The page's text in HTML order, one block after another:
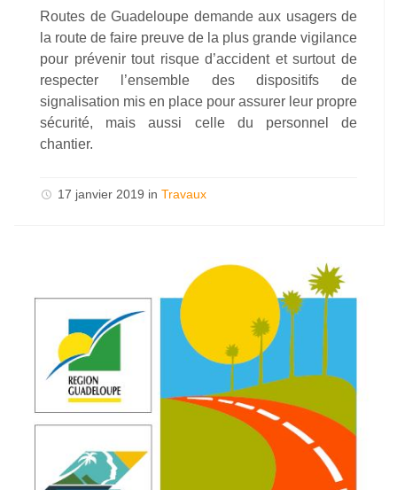
Routes de Guadeloupe demande aux usagers de
la route de faire preuve de la plus grande vigilance
pour prévenir tout risque d’accident et surtout de
respecter l’ensemble des dispositifs de
signalisation mis en place pour assurer leur propre
sécurité, mais aussi celle du personnel de
chantier.
17 janvier 2019 in Travaux